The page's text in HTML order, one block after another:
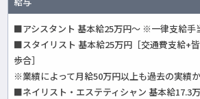
■アシスタント 基本給25万円～ ※一律支給手
■スタイリスト 基本給25万円［交通費支給+
歩合］
※業績によって月給50万円以上も過去の実績か
■ネイリスト・エステティシャン 基本給17.3